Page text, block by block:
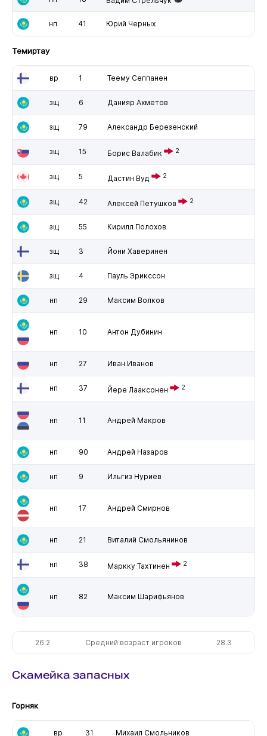
нп 41 Юрий Черных
Темиртау
вр 1 Теему Сеппанен
зщ 6 Данияр Ахметов
зщ 79 Александр Березенский
зщ 15 Борис Валабик 2
зщ 5 Дастин Вуд 2
зщ 42 Алексей Петушков 2
зщ 55 Кирилл Полохов
зщ 3 Йони Хаверинен
зщ 4 Пауль Эрикссон
нп 29 Максим Волков
нп 10 Антон Дубинин
нп 27 Иван Иванов
нп 37 Йере Лааксонен 2
нп 11 Андрей Макров
нп 90 Андрей Назаров
нп 9 Ильгиз Нуриев
нп 17 Андрей Смирнов
нп 21 Виталий Смольянинов
нп 38 Маркку Тахтинен 2
нп 82 Максим Шарифьянов
26.2 Средний возраст игроков 28.3
Скамейка запасных
Горняк
вр 31 Михаил Смольников